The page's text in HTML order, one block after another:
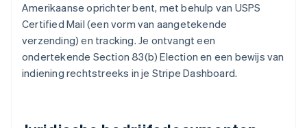
Amerikaanse oprichter bent, met behulp van USPS
Certified Mail (een vorm van aangetekende
verzending) en tracking. Je ontvangt een
ondertekende Section 83(b) Election en een bewijs van
indiening rechtstreeks in je Stripe Dashboard.